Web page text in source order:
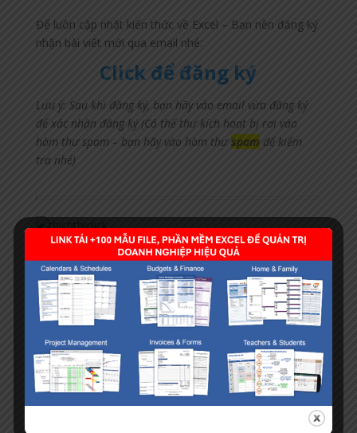
Để luôn cập nhật kiến thức về Excel – Bạn nên đăng ký
nhận bài viết mới qua email nhé:
Click để đăng ký
Lưu ý: Sau khi đăng ký, bạn hãy vào email vừa đăng ký
để xác nhận đăng ký (Có thể thư kích hoạt bị rơi vào
hòm thư spam – bạn hãy vào hòm thưspam để kiểm
tra nhé)
Submit a Comment
Your email address will not be published. Required
fields are marked